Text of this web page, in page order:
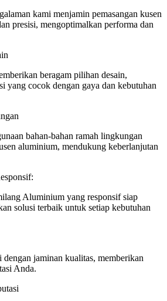
kami menjamin pemasangan kusen
presisi, mengoptimalkan performa dan
beragam pilihan desain,
yang cocok dengan gaya dan kebutuhan
bahan-bahan ramah lingkungan
aluminium, mendukung keberlanjutan
Aluminium yang responsif siap
solusi terbaik untuk setiap kebutuhan
jaminan kualitas, memberikan
Anda.